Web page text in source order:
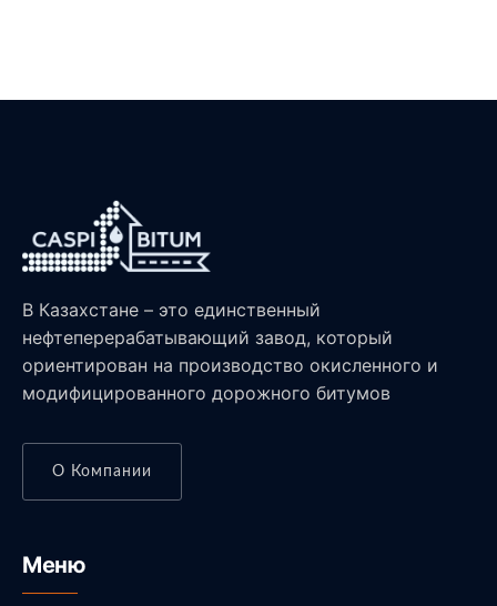
В Казахстане – это единственный
нефтеперерабатывающий завод, который
ориентирован на производство окисленного и
модифицированного дорожного битумов
О Компании
Меню